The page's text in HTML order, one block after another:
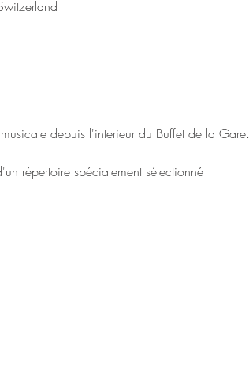
depuis l'interieur du Buffet de la Gare.
répertoire spécialement sélectionné